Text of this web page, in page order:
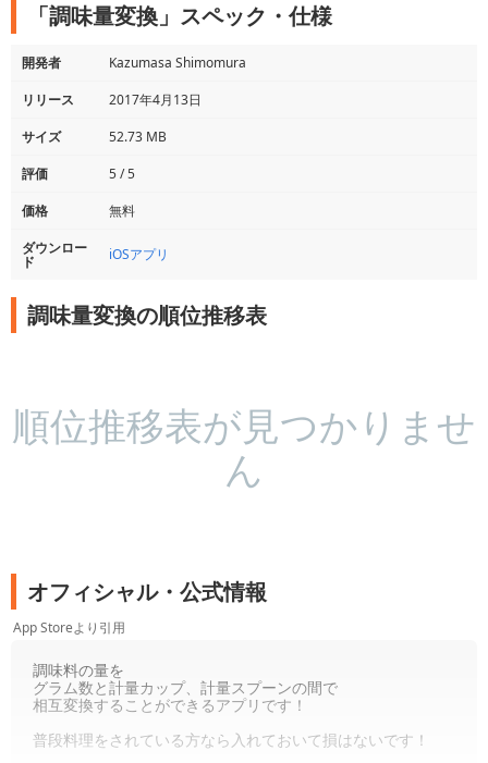
「調味量変換」スペック・仕様
開発者
Kazumasa Shimomura
リリース
2017年4月13日
サイズ
52.73 MB
評価
5 / 5
価格
無料
ダウンロー
ド iOSアプリ
調味量変換の順位推移表
順位推移表が見つかりませ
ん
オフィシャル・公式情報
App Storeより引用
調味料の量を
グラム数と計量カップ、計量スプーンの間で
相互変換することができるアプリです！
普段料理をされている方なら入れておいて損はないです！